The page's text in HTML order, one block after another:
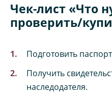
Чек-лист «Что
проверить/
Подготовить
Получить
наследодателя.